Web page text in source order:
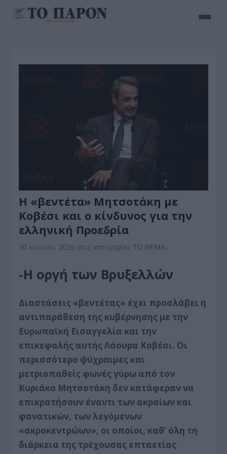
Η «βεντέτα» Μητσοτάκη με
Κοβέσι και ο κίνδυνος για την
ελληνική Προεδρία
30 Ιουνίου, 2026 στις κατηγορίεςΤΟ ΘΕΜΑ,
-Η οργή των Βρυξελλών
Διαστάσεις «βεντέτας» έχει προσλάβει η
αντιπαράθεση της κυβέρνησης με την
Ευρωπαϊκή Εισαγγελία και την
επικεφαλής αυτής Λάουρα Κοβέσι. Οι
περισσότερο ψύχραιμες και
μετριοπαθείς φωνές γύρω από τον
Κυριάκο Μητσοτάκη δεν κατάφεραν να
επικρατήσουν έναντι των ακραίων και
φανατικών, των λεγόμενων
«ακροκεντρώων», οι οποίοι, καθ’ όλη τη
διάρκεια της τρέχουσας επταετίας